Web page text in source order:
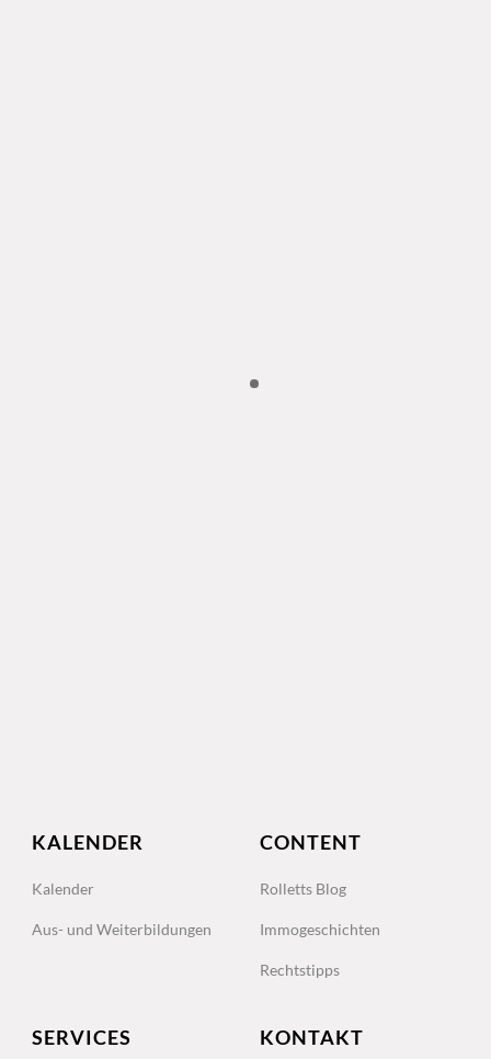
KALENDER
Kalender
Aus- und Weiterbildungen
CONTENT
Rolletts Blog
Immogeschichten
Rechtstipps
SERVICES KONTAKT